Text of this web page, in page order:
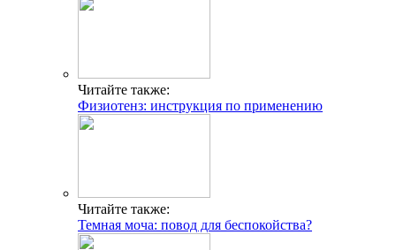
Читайте также:
Физиотенз: инструкция по применению
Читайте также:
Темная моча: повод для беспокойства?